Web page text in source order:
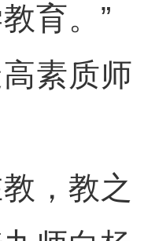
育。”
素质师
，教之